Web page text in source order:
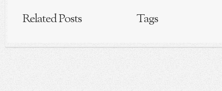
Related Posts Tags